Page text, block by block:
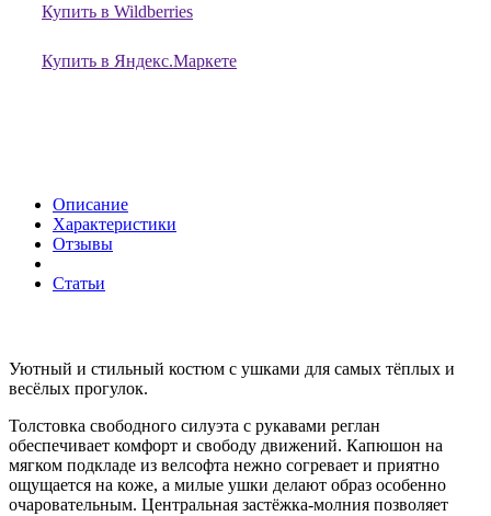
Купить в Wildberries
Купить в Яндекс.Маркете
Описание
Характеристики
Отзывы
Статьи
Уютный и стильный костюм с ушками для самых тёплых и
весёлых прогулок.
Толстовка свободного силуэта с рукавами реглан
обеспечивает комфорт и свободу движений. Капюшон на
мягком подкладе из велсофта нежно согревает и приятно
ощущается на коже, а милые ушки делают образ особенно
очаровательным. Центральная застёжка-молния позволяет